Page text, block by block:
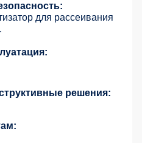
для рассеивания
решения: